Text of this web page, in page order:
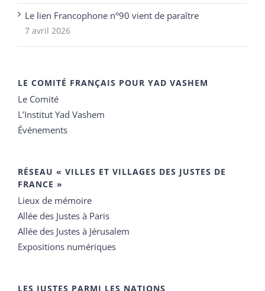
Le lien Francophone n°90 vient de paraître
7 avril 2026
LE COMITÉ FRANÇAIS POUR YAD VASHEM
Le Comité
L’Institut Yad Vashem
Événements
RÉSEAU « VILLES ET VILLAGES DES JUSTES DE
FRANCE »
Lieux de mémoire
Allée des Justes à Paris
Allée des Justes à Jérusalem
Expositions numériques
LES JUSTES PARMI LES NATIONS